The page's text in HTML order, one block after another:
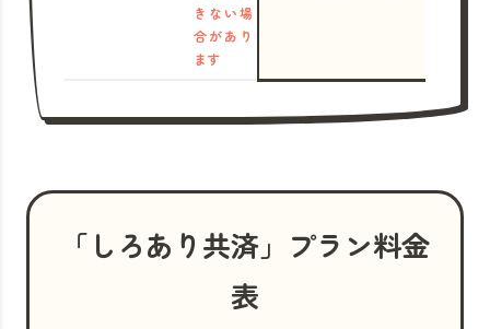
きない場
合があり
ます
「しろあり共済」プラン料金
表